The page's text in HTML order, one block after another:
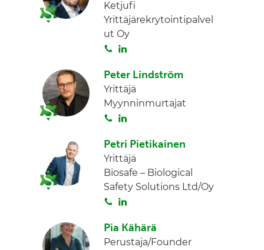
a
e
d
I
Ketjufi
Yrittäjärekrytointipalvel
ut Oy
S
i
t
a
n
k
e
n
Peter Lindström
Yrittäjä
Myynninmurtajat
S
i
t
a
n
k
e
d
Petri Pietikainen
Yrittäjä
Biosafe – Biological
Safety Solutions Ltd/Oy
S
i
t
n
k
Pia Kähärä
Perustaja/Founder